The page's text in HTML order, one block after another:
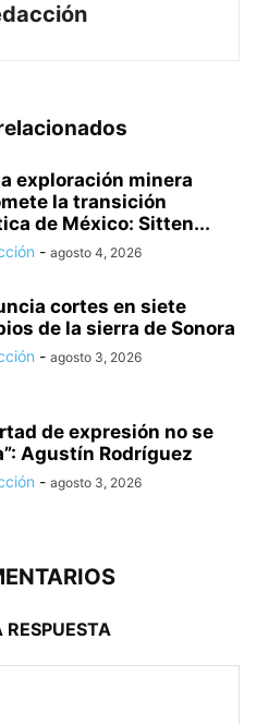
exploración minera
la transición
de México: Sitten...
- agosto 4, 2026
cortes en siete
de la sierra de Sonora
- agosto 3, 2026
de expresión no se
Agustín Rodríguez
- agosto 3, 2026